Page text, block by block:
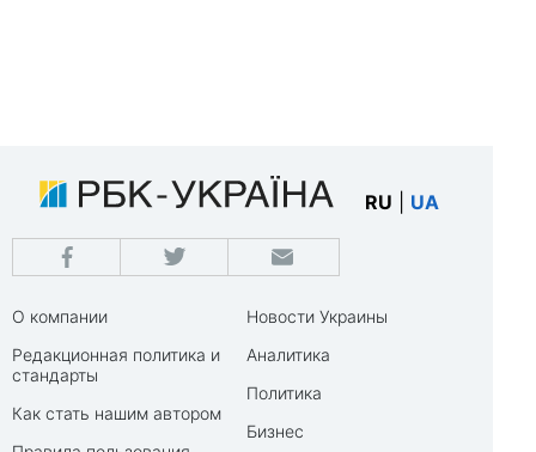
RU UA
О компании
Редакционная политика и
стандарты
Как стать нашим автором
Новости Украины
Аналитика
Политика
Бизнес